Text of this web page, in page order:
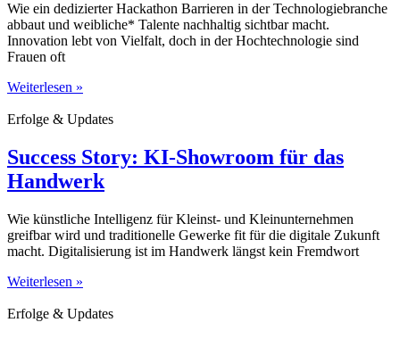
Wie ein dedizierter Hackathon Barrieren in der Technologiebranche
abbaut und weibliche* Talente nachhaltig sichtbar macht.
Innovation lebt von Vielfalt, doch in der Hochtechnologie sind
Frauen oft
Weiterlesen »
Erfolge & Updates
Success Story: KI-Showroom für das
Handwerk
Wie künstliche Intelligenz für Kleinst- und Kleinunternehmen
greifbar wird und traditionelle Gewerke fit für die digitale Zukunft
macht. Digitalisierung ist im Handwerk längst kein Fremdwort
Weiterlesen »
Erfolge & Updates